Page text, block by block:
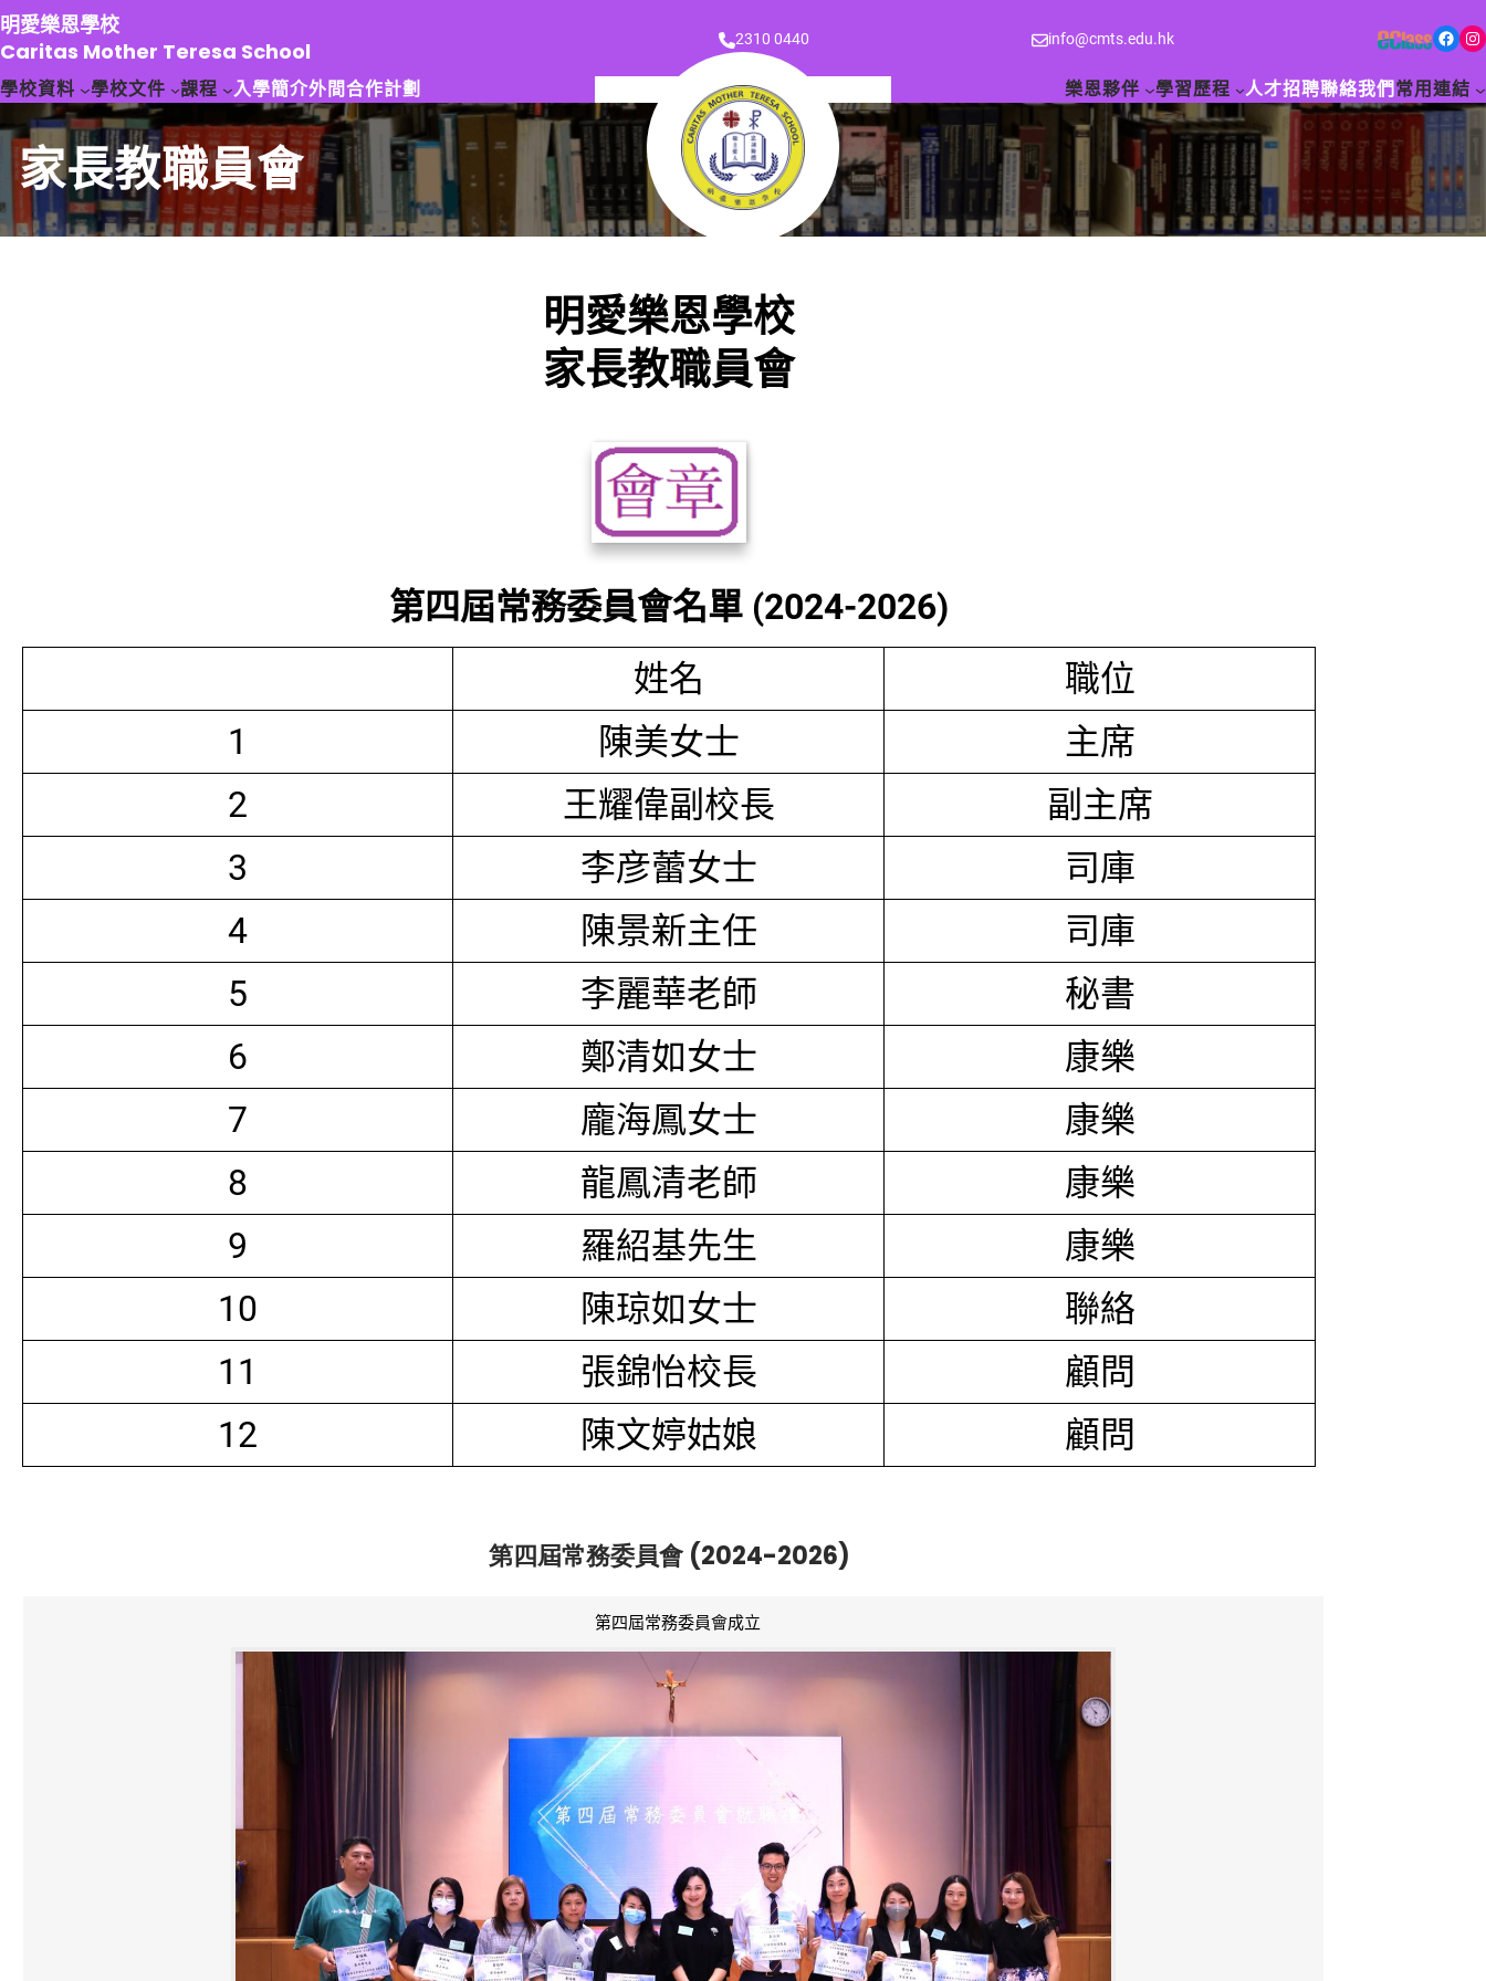
跳
至
主
要
容
明愛樂恩學校
Caritas Mother Teresa School
2310 0440 info@cmts.edu.hk Facebook Instagram
學校資料 學校文件 課程 入學簡介外間合作計劃 樂恩夥伴 學習歷程 人才招聘聯絡我們 常用連結
家長教職員會
明愛樂恩學校
家長教職員會
第四屆常務委員會名單 (2024-2026)
姓名
職位
1
陳美女士
主席
2
王耀偉副校長
副主席
3
李彦蕾女士
司庫
4
陳景新主任
司庫
5
李麗華老師
秘書
6
鄭清如女士
康樂
7
龐海鳳女士
康樂
8
龍鳳清老師
康樂
9
羅紹基先生
康樂
10
陳琼如女士
聯絡
11
張錦怡校長
顧問
12
陳文婷姑娘 顧問
第四屆常務委員會 (2024-2026)
第四屆常務委員會成立